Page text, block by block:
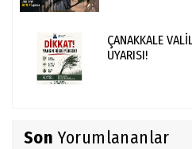
ÇANAKKALE
UYARISI!
Son Yorumlananlar